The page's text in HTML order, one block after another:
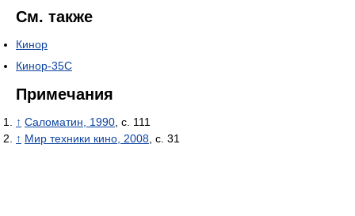
См. также
Кинор
Кинор-35С
Примечания
↑ Саломатин, 1990, с. 111
↑ Мир техники кино, 2008, с. 31